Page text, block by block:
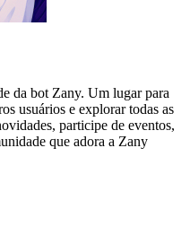
da bot Zany. Um lugar para
usuários e explorar todas as
participe de eventos,
que adora a Zany